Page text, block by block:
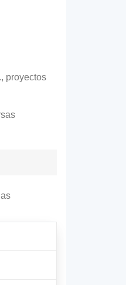
proyectos